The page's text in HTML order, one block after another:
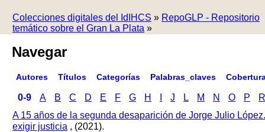
Colecciones digitales del IdIHCS » RepoGLP - Repositorio
temático sobre el Gran La Plata »
Navegar
Autores Títulos Categorías Palabras_claves
0-9 A B C D E F G H J L M N O P
R
A 15 años de la segunda desaparición de Jorge Julio
exigir justicia , (2021).